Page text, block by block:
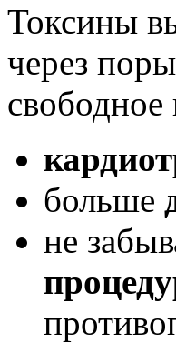
Токсины
через
свободное
больше
не